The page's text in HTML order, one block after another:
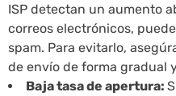
ISP detectan un aumento
correos electrónicos,
spam. Para evitarlo,
de envío de forma gradual
Baja tasa de apertura: